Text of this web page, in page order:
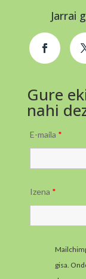
Jarrai
Gure
nahi
E-maila *
Izena *
gisa.